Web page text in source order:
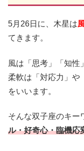
5月26日に、木星は
てきます。
風は「思考」「知性
柔軟は「対応力」や
をいいます。
そんな双子座のキー
ル・好奇心・臨機応